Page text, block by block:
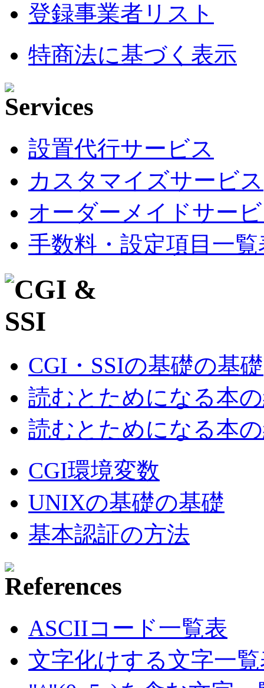
登録事業者リスト
特商法に基づく表示
設置代行サービス
カスタマイズサービス
オーダーメイドサー
手数料・設定項目一覧
CGI・SSIの基礎の基礎
読むとためになる本
読むとためになる本
CGI環境変数
UNIXの基礎の基礎
基本認証の方法
ASCIIコード一覧表
文字化けする文字一